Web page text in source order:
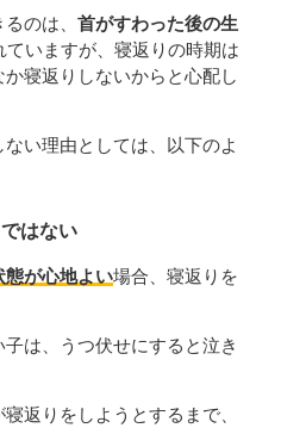
るのは、首がすわった後の生
ていますが、寝返りの時期は
寝返りしないからと心配し
い理由としては、以下のよ
はない
態が心地よい場合、寝返りを
は、うつ伏せにすると泣き
返りをしようとするまで、